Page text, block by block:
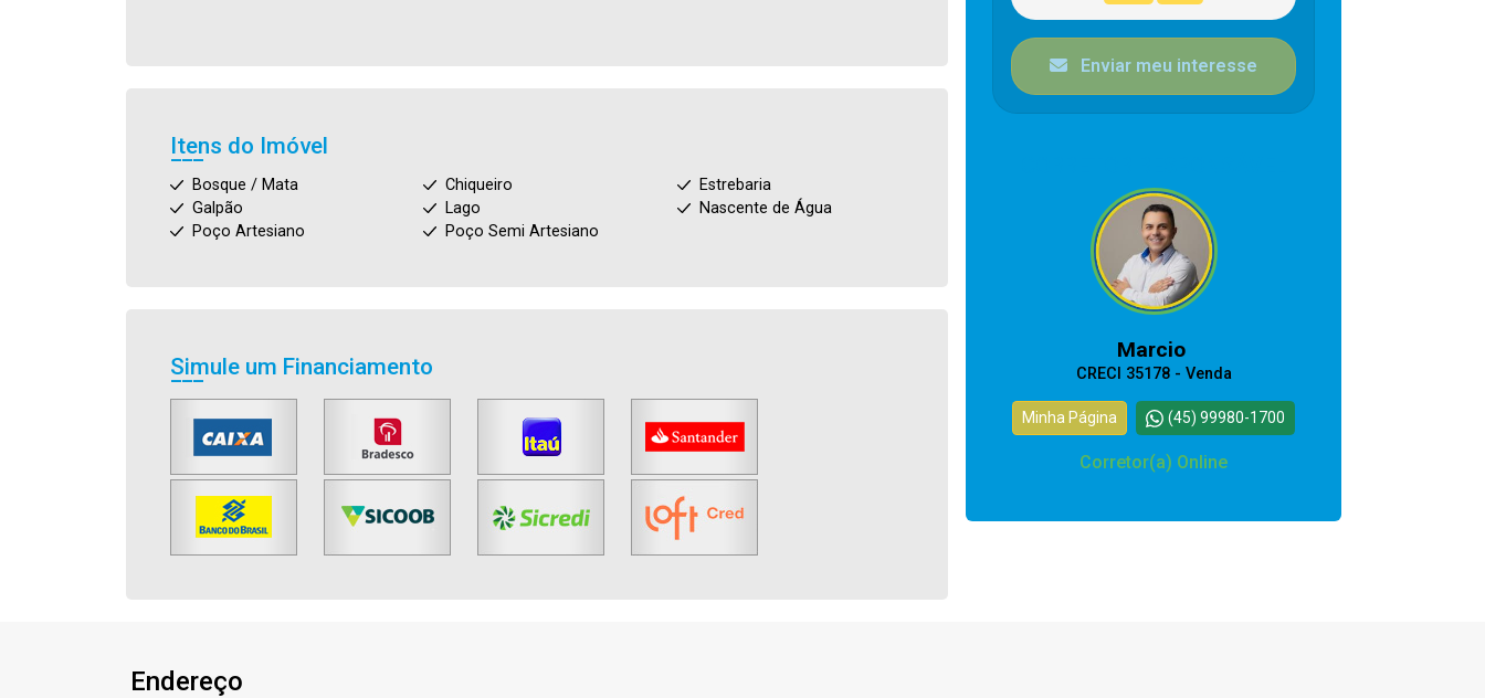
Itens do Imóvel
Bosque / Mata Chiqueiro
Estrebaria
Galpão
Lago
Nascente de Água
Poço Artesiano
Poço Semi Artesiano
Simule um Financiamento
Enviar meu interesse
Marcio
CRECI 35178 - Venda
Minha Página (45) 99980-1700
Corretor(a) Online
Endereço